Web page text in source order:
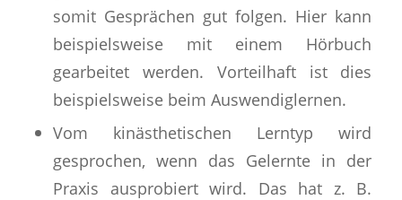
somit Gesprächen gut folgen. Hier kann
beispielsweise mit einem Hörbuch
gearbeitet werden. Vorteilhaft ist dies
beispielsweise beim Auswendiglernen.
Vom kinästhetischen Lerntyp wird
gesprochen, wenn das Gelernte in der
Praxis ausprobiert wird. Das hat z. B.